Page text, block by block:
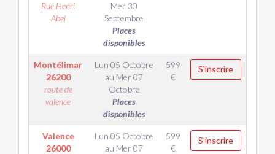
Rue Henri
Abel
Mer 30
Septembre
Places
disponibles
Montélimar
26200
route de
valence
Lun 05 Octobre
au Mer 07
Octobre
Places
disponibles
599
€
S'inscrire
Valence
26000
Lun 05 Octobre
au Mer 07
599
€
S'inscrire